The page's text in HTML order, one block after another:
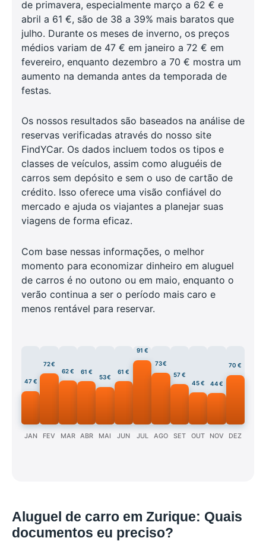
de primavera, especialmente março a 62 € e
abril a 61 €, são de 38 a 39% mais baratos que
julho. Durante os meses de inverno, os preços
médios variam de 47 € em janeiro a 72 € em
fevereiro, enquanto dezembro a 70 € mostra um
aumento na demanda antes da temporada de
festas.
Os nossos resultados são baseados na análise de
reservas verificadas através do nosso site
FindYCar. Os dados incluem todos os tipos e
classes de veículos, assim como aluguéis de
carros sem depósito e sem o uso de cartão de
crédito. Isso oferece uma visão confiável do
mercado e ajuda os viajantes a planejar suas
viagens de forma eficaz.
Com base nessas informações, o melhor
momento para economizar dinheiro em aluguel
de carros é no outono ou em maio, enquanto o
verão continua a ser o período mais caro e
menos rentável para reservar.
47 €
JAN
72 €
FEV
62 €
MAR
61 €
ABR
53 €
MAI
61 €
JUN
91 €
JUL
73 €
AGO
57 €
SET
45 €
OUT
44 €
NOV
70 €
DEZ
Aluguel de carro em Zurique: Quais
documentos eu preciso?